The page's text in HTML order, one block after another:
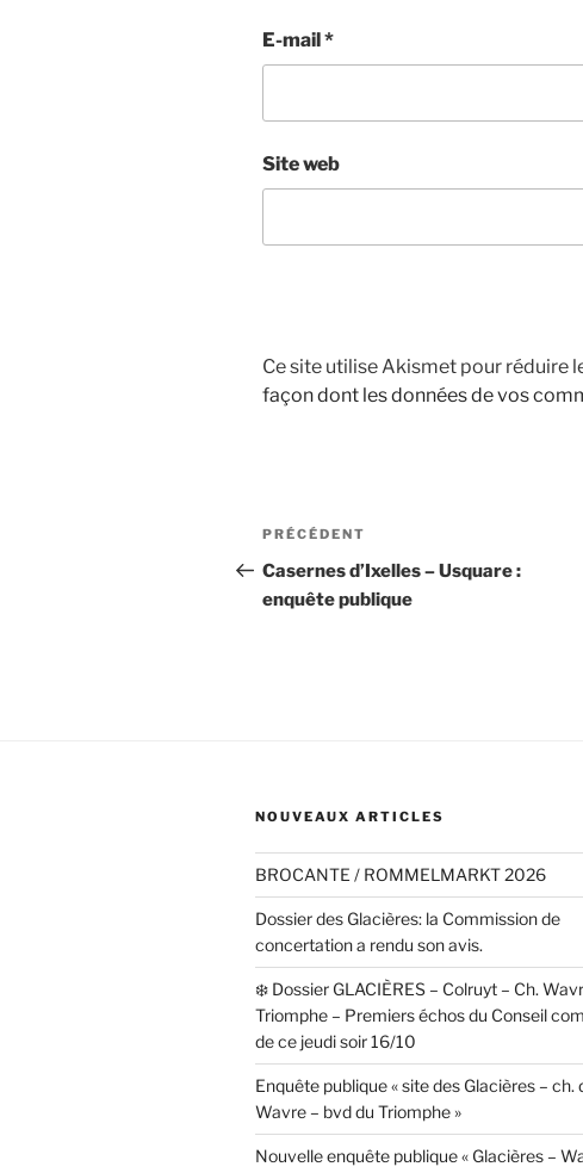
E-mail*
Site web
Ce site utilise Akismet pour réduire
façon dont les données de vos
Navigation
de
l’article
Article
précédent
PRÉCÉDENT
Casernes d’Ixelles – Usquare :
enquête publique
NOUVEAUX ARTICLES
BROCANTE / ROMMELMARKT 2026
Dossier des Glacières: la Commission de
concertation a rendu son avis.
❄️ Dossier GLACIÈRES – Colruyt – Ch.
Triomphe – Premiers échos du Conseil
de ce jeudi soir 16/10
Enquête publique « site des Glacières – ch.
Wavre – bvd du Triomphe »
Nouvelle enquête publique « Glacières –